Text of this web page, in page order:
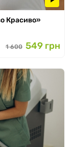
Красиво»
1 600 549 грн